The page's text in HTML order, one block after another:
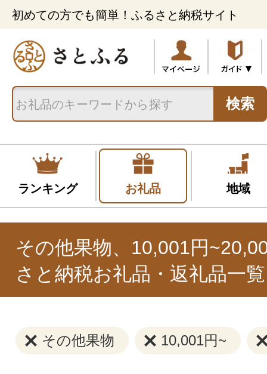
初めての方でも簡単！ふるさと納税サイト
検索
ランキング お礼品 地域
その他果物、10,001円
さと納税お礼品・返礼品一覧
その他果物 10,001円~